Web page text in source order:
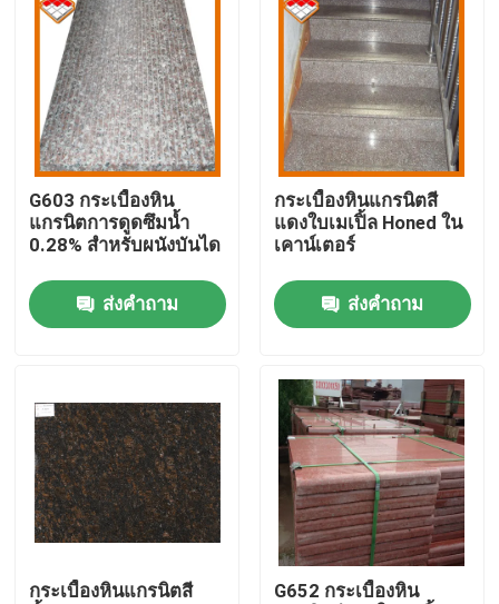
สินค้า
เกี่ยวกับเรา
ทัวร์โรงงาน
การควบคุมคุณภาพ
ติดต่อเรา
กรณี
ขอคําอ้างอิง
แผ่นหินแกรนิต
G603 กระเบื้องหิน
แกรนิตการดูดซึมน้ำ
0.28% สำหรับผนังบันได
ส่งคำถาม
กระเบื้องหินแกรนิตสี
แดงใบเมเปิ้ล Honed ใน
เคาน์เตอร์
ส่งคำถาม
กระเบื้องหินแกรนิตสี
G652 กระเบื้องหิน